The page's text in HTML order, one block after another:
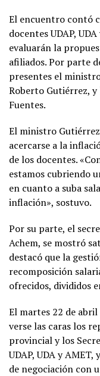
El encuentro contó
docentes UDAP,
evaluarán la
afiliados. Por parte
presentes el
Roberto Gutiérrez,
Fuentes.
El ministro
acercarse a la
de los docentes.
estamos cubriendo
en cuanto a suba
inflación», sostuvo.
Por su parte, el
Achem, se mostró
destacó que la
recomposición
ofrecidos, divididos
El martes 22 de
verse las caras los
provincial y los
UDAP, UDA y
de negociación con